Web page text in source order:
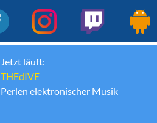
Jetzt läuft:
THEdIVE
Perlen elektronischer Musik